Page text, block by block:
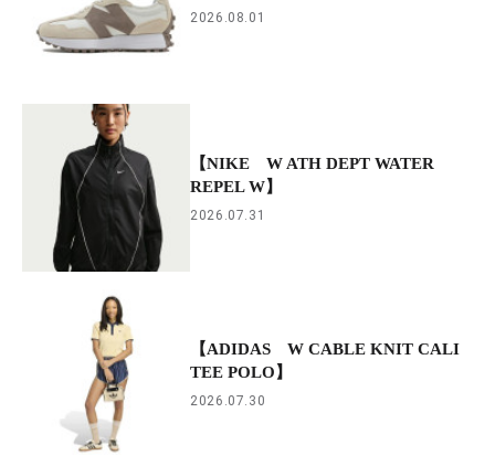
2026.08.01
【NIKE W ATH DEPT WATER
REPEL W】
2026.07.31
【ADIDAS W CABLE KNIT CALI
TEE POLO】
2026.07.30